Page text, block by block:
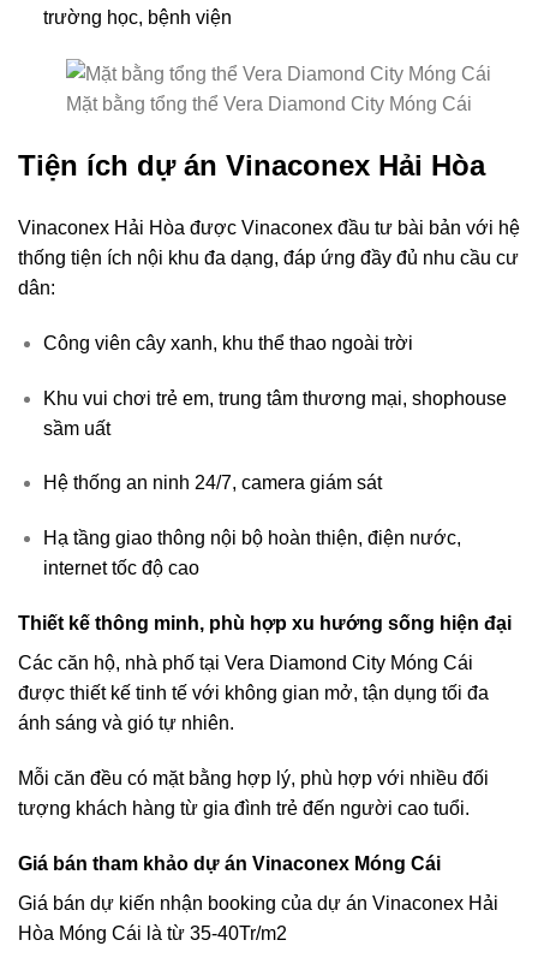
trường học, bệnh viện
Mặt bằng tổng thể Vera Diamond City Móng Cái
Tiện ích dự án Vinaconex Hải Hòa
Vinaconex Hải Hòa được Vinaconex đầu tư bài bản với hệ
thống tiện ích nội khu đa dạng, đáp ứng đầy đủ nhu cầu cư
dân:
Công viên cây xanh, khu thể thao ngoài trời
Khu vui chơi trẻ em, trung tâm thương mại, shophouse
sầm uất
Hệ thống an ninh 24/7, camera giám sát
Hạ tầng giao thông nội bộ hoàn thiện, điện nước,
internet tốc độ cao
Thiết kế thông minh, phù hợp xu hướng sống hiện đại
Các căn hộ, nhà phố tại Vera Diamond City Móng Cái
được thiết kế tinh tế với không gian mở, tận dụng tối đa
ánh sáng và gió tự nhiên.
Mỗi căn đều có mặt bằng hợp lý, phù hợp với nhiều đối
tượng khách hàng từ gia đình trẻ đến người cao tuổi.
Giá bán tham khảo dự án Vinaconex Móng Cái
Giá bán dự kiến nhận booking của dự án Vinaconex Hải
Hòa Móng Cái là từ 35-40Tr/m2